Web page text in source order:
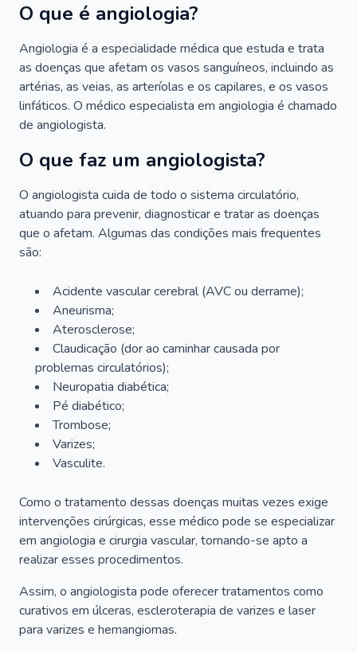
O que é angiologia?
Angiologia é a especialidade médica que estuda e trata
as doenças que afetam os vasos sanguíneos, incluindo as
artérias, as veias, as arteríolas e os capilares, e os vasos
linfáticos. O médico especialista em angiologia é chamado
de angiologista.
O que faz um angiologista?
O angiologista cuida de todo o sistema circulatório,
atuando para prevenir, diagnosticar e tratar as doenças
que o afetam. Algumas das condições mais frequentes
são:
Acidente vascular cerebral (AVC ou derrame);
Aneurisma;
Aterosclerose;
Claudicação (dor ao caminhar causada por
problemas circulatórios);
Neuropatia diabética;
Pé diabético;
Trombose;
Varizes;
Vasculite.
Como o tratamento dessas doenças muitas vezes exige
intervenções cirúrgicas, esse médico pode se especializar
em angiologia e cirurgia vascular, tornando-se apto a
realizar esses procedimentos.
Assim, o angiologista pode oferecer tratamentos como
curativos em úlceras, escleroterapia de varizes e laser
para varizes e hemangiomas.